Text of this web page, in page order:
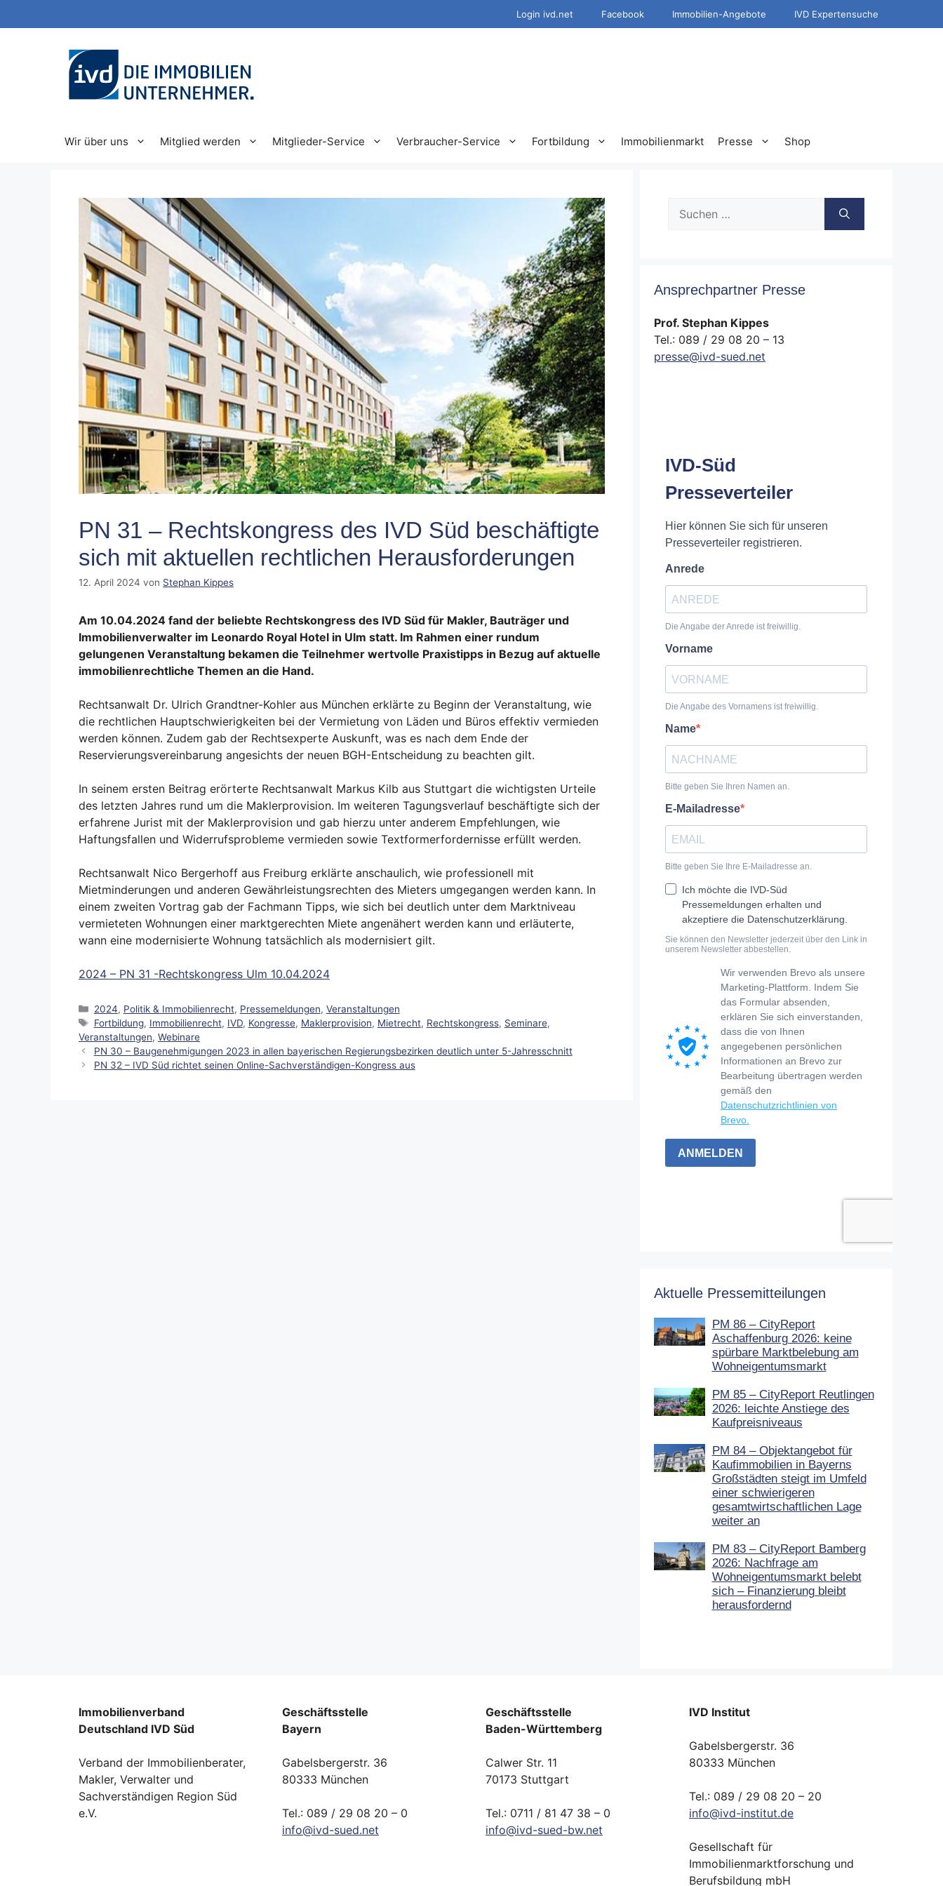
Inhalt
Login ivd.net Facebook Immobilien-Angebote IVD Expertensuche
Wir über uns Mitglied werden Mitglieder-Service Verbraucher-Service Fortbildung Immobilienmarkt Presse Shop
PN 31 – Rechtskongress des IVD Süd beschäftigte
sich mit aktuellen rechtlichen Herausforderungen
12. April 2024 von Stephan Kippes
Am 10.04.2024 fand der beliebte Rechtskongress des IVD Süd für Makler, Bauträger und
Immobilienverwalter im Leonardo Royal Hotel in Ulm statt. Im Rahmen einer rundum
gelungenen Veranstaltung bekamen die Teilnehmer wertvolle Praxistipps in Bezug auf aktuelle
immobilienrechtliche Themen an die Hand.
Rechtsanwalt Dr. Ulrich Grandtner-Kohler aus München erklärte zu Beginn der Veranstaltung, wie
die rechtlichen Hauptschwierigkeiten bei der Vermietung von Läden und Büros effektiv vermieden
werden können. Zudem gab der Rechtsexperte Auskunft, was es nach dem Ende der
Reservierungsvereinbarung angesichts der neuen BGH-Entscheidung zu beachten gilt.
In seinem ersten Beitrag erörterte Rechtsanwalt Markus Kilb aus Stuttgart die wichtigsten Urteile
des letzten Jahres rund um die Maklerprovision. Im weiteren Tagungsverlauf beschäftigte sich der
erfahrene Jurist mit der Maklerprovision und gab hierzu unter anderem Empfehlungen, wie
Haftungsfallen und Widerrufsprobleme vermieden sowie Textformerfordernisse erfüllt werden.
Rechtsanwalt Nico Bergerhoff aus Freiburg erklärte anschaulich, wie professionell mit
Mietminderungen und anderen Gewährleistungsrechten des Mieters umgegangen werden kann. In
einem zweiten Vortrag gab der Fachmann Tipps, wie sich bei deutlich unter dem Marktniveau
vermieteten Wohnungen einer marktgerechten Miete angenähert werden kann und erläuterte,
wann eine modernisierte Wohnung tatsächlich als modernisiert gilt.
2024 – PN 31 -Rechtskongress Ulm 10.04.2024
Kategorien
2024, Politik & Immobilienrecht, Pressemeldungen, Veranstaltungen
Schlagwörter
Fortbildung, Immobilienrecht, IVD, Kongresse, Maklerprovision, Mietrecht, Rechtskongress, Seminare,
Veranstaltungen, Webinare
PN 30 – Baugenehmigungen 2023 in allen bayerischen Regierungsbezirken deutlich unter 5-Jahresschnitt
PN 32 – IVD Süd richtet seinen Online-Sachverständigen-Kongress aus
nach:
Ansprechpartner Presse
Prof. Stephan Kippes
Tel.: 089 / 29 08 20 – 13
presse@ivd-sued.net
Aktuelle Pressemitteilungen
PM 86 – CityReport
Aschaffenburg 2026: keine
spürbare Marktbelebung am
Wohneigentumsmarkt
PM 85 – CityReport Reutlingen
2026: leichte Anstiege des
Kaufpreisniveaus
PM 84 – Objektangebot für
Kaufimmobilien in Bayerns
Großstädten steigt im Umfeld
einer schwierigeren
gesamtwirtschaftlichen Lage
weiter an
PM 83 – CityReport Bamberg
2026: Nachfrage am
Wohneigentumsmarkt belebt
sich – Finanzierung bleibt
herausfordernd
Immobilienverband
Deutschland IVD Süd
Verband der Immobilienberater,
Makler, Verwalter und
Sachverständigen Region Süd
e.V.
Geschäftsstelle
Bayern
Gabelsbergerstr. 36
80333 München
Tel.: 089 / 29 08 20 – 0
info@ivd-sued.net
Geschäftsstelle
Baden-Württemberg
Calwer Str. 11
70173 Stuttgart
Tel.: 0711 / 81 47 38 – 0
info@ivd-sued-bw.net
IVD Institut
Gabelsbergerstr. 36
80333 München
Tel.: 089 / 29 08 20 – 20
info@ivd-institut.de
Gesellschaft für
Immobilienmarktforschung und
Berufsbildung mbH